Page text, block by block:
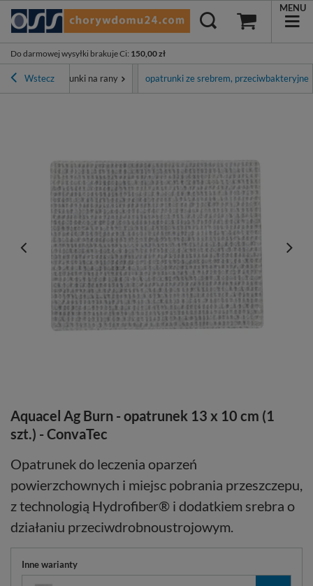
Do darmowej wysyłki brakuje Ci: 150,00 zł
MENU
Wstecz
ran Opatrunki na rany opatrunki ze srebrem, przeciwbakteryjne
Aquacel Ag Burn - opatrunek 13 x 10 cm (1
szt.) - ConvaTec
Opatrunek do leczenia oparzeń
powierzchownych i miejsc pobrania przeszczepu,
z technologią Hydrofiber® i dodatkiem srebra o
działaniu przeciwdrobnoustrojowym.
Inne warianty